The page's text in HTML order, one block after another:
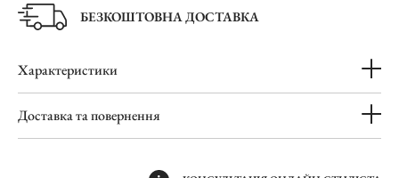
БЕЗКОШТОВНА ДОСТАВКА
Характеристики
Доставка та повернення